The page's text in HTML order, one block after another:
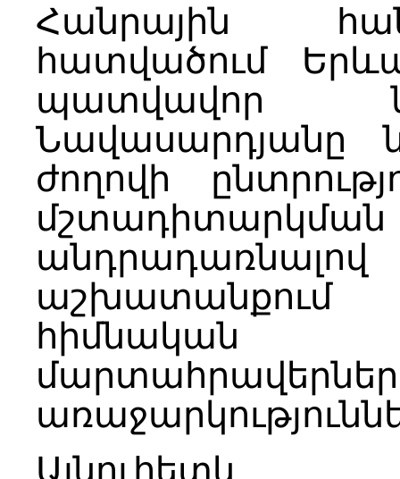
Հանրային
հատվածում
պատվավոր
Նավասարդյանը
ժողովի
հիմնական
Այնուհետև